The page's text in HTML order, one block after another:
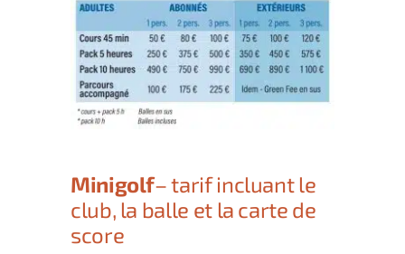
Minigolf– tarif incluant le
club, la balle et la carte de
score